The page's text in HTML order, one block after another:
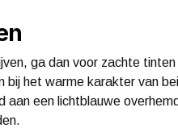
ga dan voor zachte
het warme karakter van
een lichtblauwe